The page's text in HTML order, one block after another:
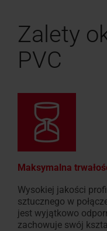
Zalety
PVC
Maksymalna
Wysokiej jakości
sztucznego w
jest wyjątkowo
zachowuje swój